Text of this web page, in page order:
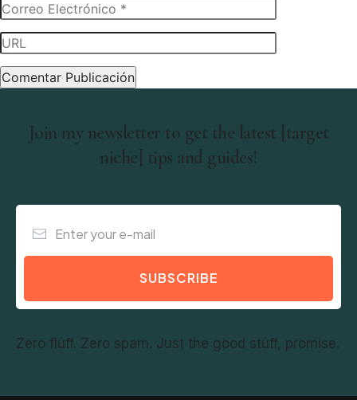
Join my newsletter to get the latest [target
niche] tips and guides!
SUBSCRIBE
Zero fluff. Zero spam. Just the good stuff, promise.